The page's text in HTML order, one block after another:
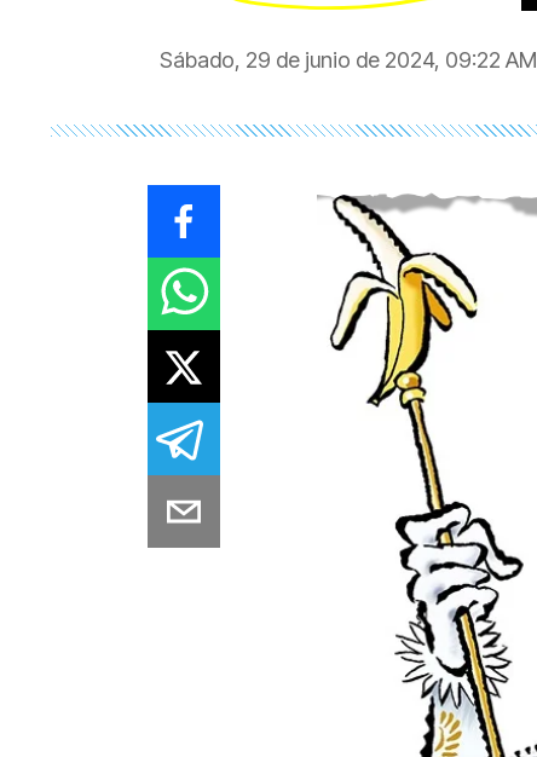
Sábado, 29 de junio de 2024, 09:22 AM